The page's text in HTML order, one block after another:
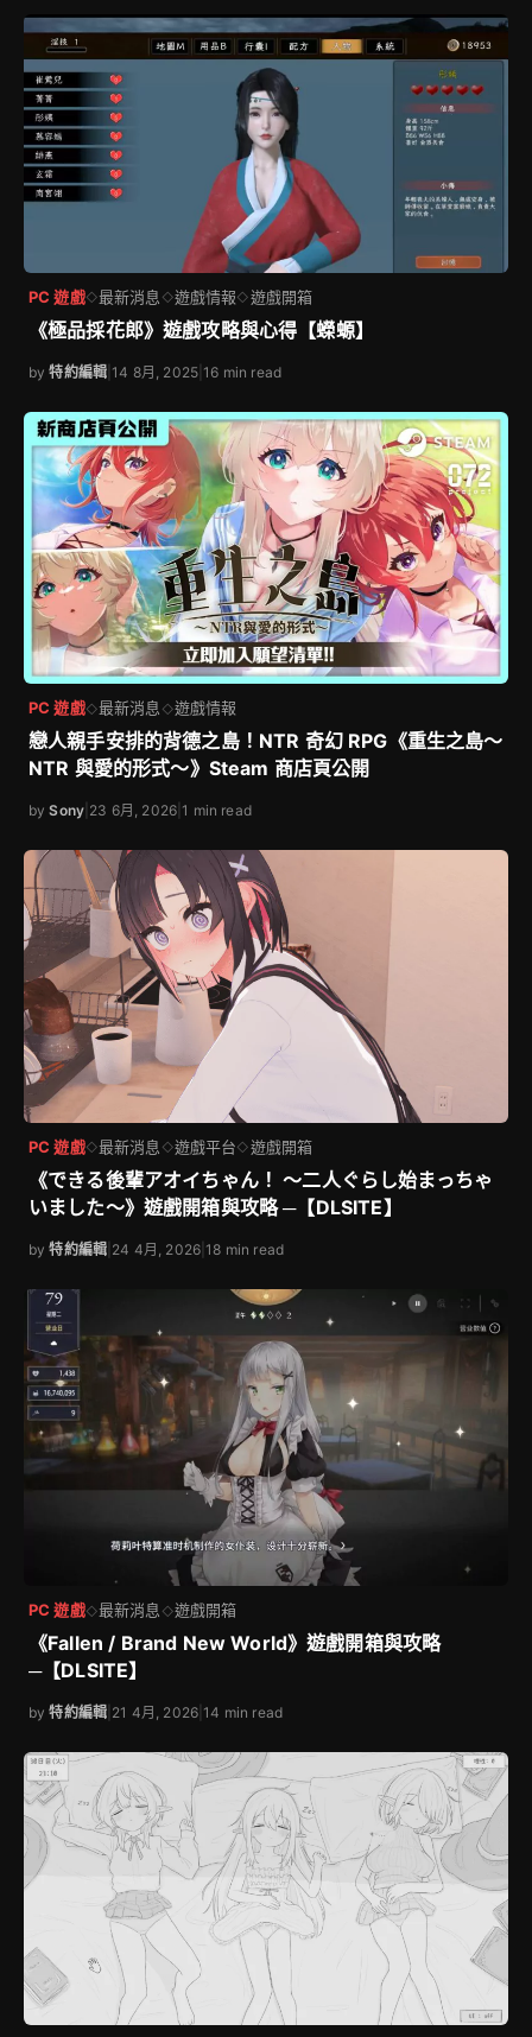
PC 遊戲◇最新消息 ◇遊戲情報◇遊戲開箱
《極品採花郎》遊戲攻略與心得【蠑螈】
by特約編輯 |14 8月, 2025 |16 min read
PC 遊戲◇最新消息 ◇遊戲情報
戀人親手安排的背德之島！NTR 奇幻 RPG《重生之島～
NTR 與愛的形式～》Steam 商店頁公開
bySony 23 6月, 2026 |1 min read
PC 遊戲◇最新消息 ◇遊戲平台◇遊戲開箱
《できる後輩アオイちゃん！ ～二人ぐらし始まっちゃ
いました～》遊戲開箱與攻略 ─【DLSITE】
by特約編輯 24 4月, 2026 |18 min read
PC 遊戲◇最新消息 ◇遊戲開箱
《Fallen / Brand New World》遊戲開箱與攻略
─【DLSITE】
by特約編輯 21 4月, 2026 |14 min read